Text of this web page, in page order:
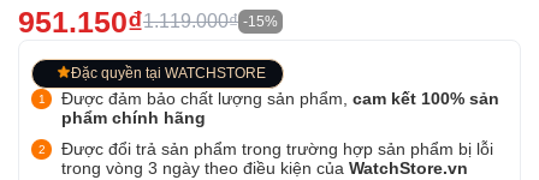
951.150₫1.119.000₫ -15%
Đặc quyền tại WATCHSTORE
Được đảm bảo chất lượng sản phẩm, cam kết 100% sản
phẩm chính hãng
Được đổi trả sản phẩm trong trường hợp sản phẩm bị lỗi
trong vòng 3 ngày theo điều kiện của WatchStore.vn